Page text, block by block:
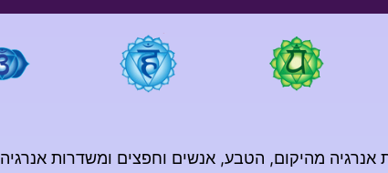
מהיקום, הטבע, אנשים וחפצים ומשדרות אנרגיה